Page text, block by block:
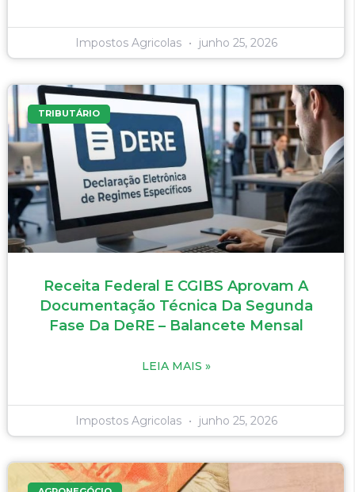
Impostos Agricolas junho 25, 2026
TRIBUTÁRIO
Receita Federal E CGIBS Aprovam A
Documentação Técnica Da Segunda
Fase Da DeRE – Balancete Mensal
LEIA MAIS »
Impostos Agricolas junho 25, 2026